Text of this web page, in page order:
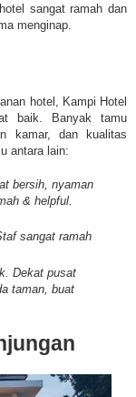
sangat ramah dan
menginap.
hotel, Kampi Hotel
baik. Banyak tamu
kamar, dan kualitas
antara lain:​
bersih, nyaman
& helpful.
sangat ramah
Dekat pusat
taman, buat